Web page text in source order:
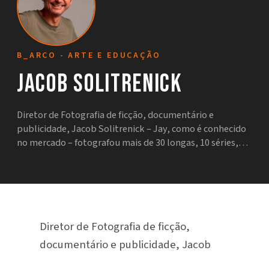
B_ARCO - ARTE E EDUCAÇÃO
Jacob Solitrenick
Diretor de Fotografia de ficção, documentário e
publicidade, Jacob Solitrenick – Jay, como é conhecido
no mercado – fotografou mais de 30 longas, 10 séries,…
Diretor de Fotografia de ficção,
documentário e publicidade, Jacob